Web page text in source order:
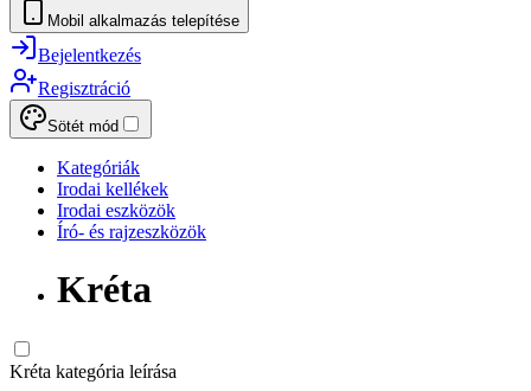
Mobil alkalmazás telepítése
Bejelentkezés
Regisztráció
Sötét mód
Kategóriák
Irodai kellékek
Irodai eszközök
Író- és rajzeszközök
Kréta
Kréta kategória leírása